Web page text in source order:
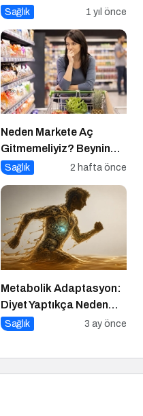
Beslenme Bilinci
Sağlık 1 yıl önce
Neden Markete Aç
Gitmemeliyiz? Beynin
Satın Alma Psikolojisi
Sağlık 2 hafta önce
Metabolik Adaptasyon:
Diyet Yaptıkça Neden
Kilo Vermek Zorlaşır?
Sağlık 3 ay önce